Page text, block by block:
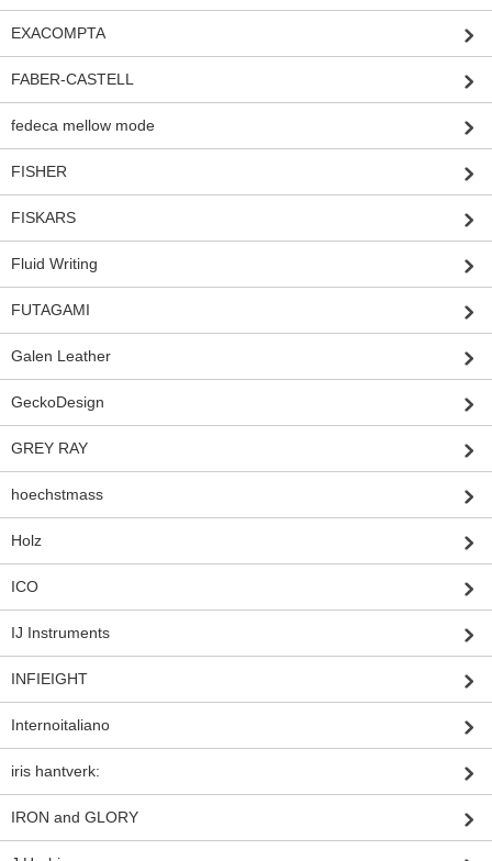
EXACOMPTA
FABER-CASTELL
fedeca mellow mode
FISHER
FISKARS
Fluid Writing
FUTAGAMI
Galen Leather
GeckoDesign
GREY RAY
hoechstmass
Holz
ICO
IJ Instruments
INFIEIGHT
Internoitaliano
iris hantverk:
IRON and GLORY